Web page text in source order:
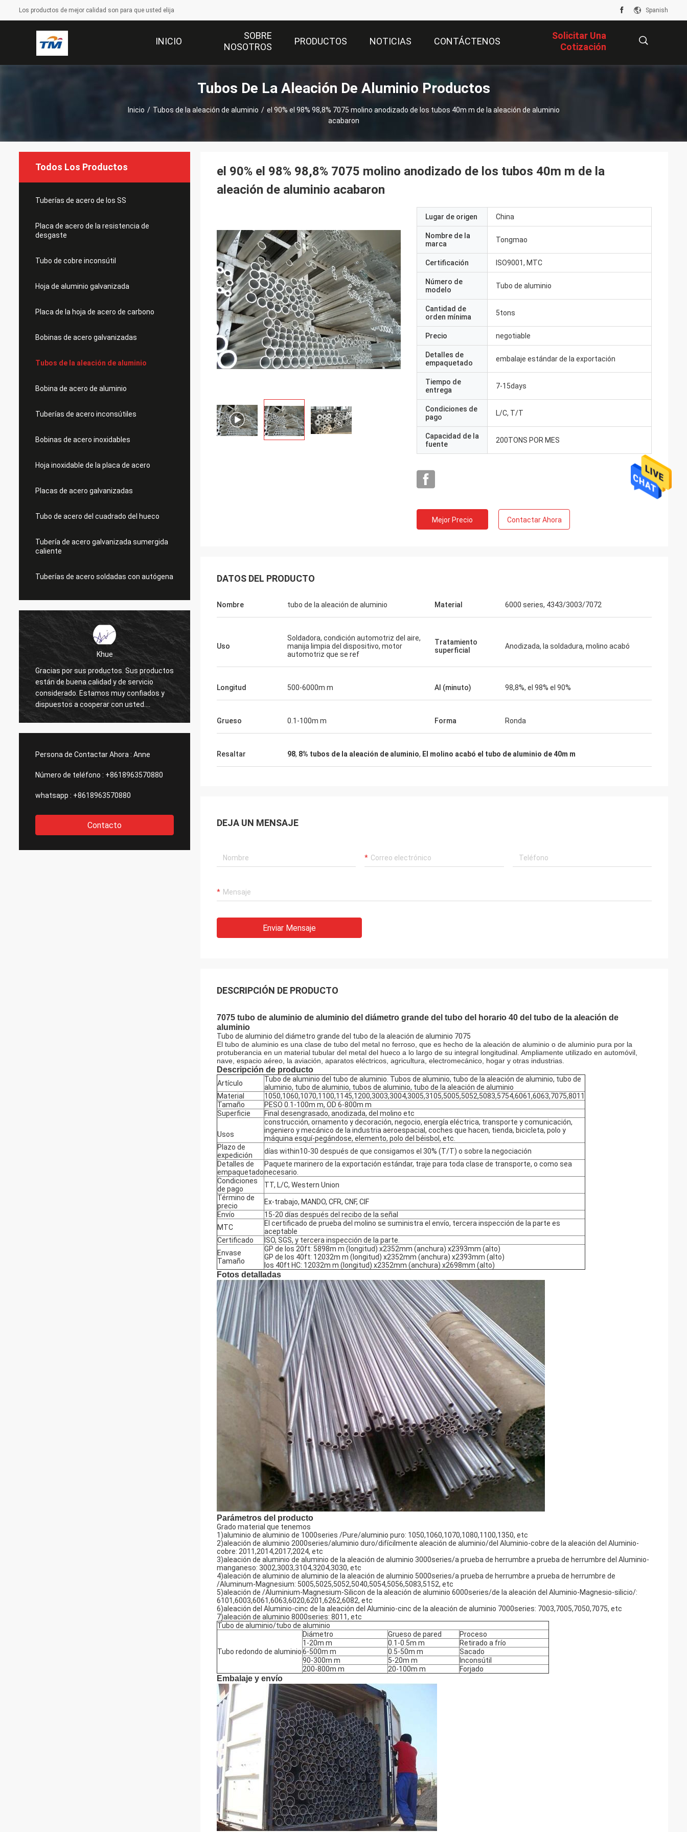
Los productos de mejor calidad son para que usted elija Spanish
INICIO
SOBRE
NOSOTROS
PRODUCTOS NOTICIAS CONTÁCTENOS
Solicitar Una
Cotización
Tubos De La Aleación De Aluminio Productos
Inicio / Tubos de la aleación de aluminio / el 90% el 98% 98,8% 7075 molino anodizado de los tubos 40m m de la aleación de aluminio
acabaron
Todos Los Productos
Tuberías de acero de los SS
Placa de acero de la resistencia de
desgaste
Tubo de cobre inconsútil
Hoja de aluminio galvanizada
Placa de la hoja de acero de carbono
Bobinas de acero galvanizadas
Tubos de la aleación de aluminio
Bobina de acero de aluminio
Tuberías de acero inconsútiles
Bobinas de acero inoxidables
Hoja inoxidable de la placa de acero
Placas de acero galvanizadas
Tubo de acero del cuadrado del hueco
Tubería de acero galvanizada sumergida
caliente
Tuberías de acero soldadas con autógena
Khue
Gracias por sus productos. Sus productos
están de buena calidad y de servicio
considerado. Estamos muy confiados y
dispuestos a cooperar con usted.
Esperamos que haya oportunidades para
muy buena. Muy nos alivian y esperanza
Persona de Contactar Ahora : Anne
Número de teléfono : +8618963570880
whatsapp : +8618963570880
Contacto
el 90% el 98% 98,8% 7075 molino anodizado de los tubos 40m m de la
aleación de aluminio acabaron
Lugar de origen China
Nombre de la
marca
Tongmao
Certificación ISO9001, MTC
Número de
modelo
Tubo de aluminio
Cantidad de
orden mínima
5tons
Precio negotiable
Detalles de
empaquetado
embalaje estándar de la exportación
Tiempo de
entrega
7-15days
Condiciones de
pago
L/C, T/T
Capacidad de la
fuente
200TONS POR MES
Mejor Precio Contactar Ahora
DATOS DEL PRODUCTO
Nombre tubo de la aleación de aluminio Material 6000 series, 4343/3003/7072
Uso
Soldadora, condición automotriz del aire,
manija limpia del dispositivo, motor
automotriz que se ref
Tratamiento
superficial
Anodizada, la soldadura, molino acabó
Longitud 500-6000m m Al (minuto) 98,8%, el 98% el 90%
Grueso 0.1-100m m Forma Ronda
Resaltar 98, 8% tubos de la aleación de aluminio, El molino acabó el tubo de aluminio de 40m m
DEJA UN MENSAJE
Enviar Mensaje
DESCRIPCIÓN DE PRODUCTO
7075 tubo de aluminio de aluminio del diámetro grande del tubo del horario 40 del tubo de la aleación de
aluminio
Tubo de aluminio del diámetro grande del tubo de la aleación de aluminio 7075
El tubo de aluminio es una clase de tubo del metal no ferroso, que es hecho de la aleación de aluminio o de aluminio pura por la
protuberancia en un material tubular del metal del hueco a lo largo de su integral longitudinal. Ampliamente utilizado en automóvil,
nave, espacio aéreo, la aviación, aparatos eléctricos, agricultura, electromecánico, hogar y otras industrias.
Descripción de producto
Artículo
Tubo de aluminio del tubo de aluminio. Tubos de aluminio, tubo de la aleación de aluminio, tubo de
aluminio, tubo de aluminio, tubos de aluminio, tubo de la aleación de aluminio
Material
1050,1060,1070,1100,1145,1200,3003,3004,3005,3105,5005,5052,5083,5754,6061,6063,7075,8011
Tamaño
PESO 0.1-100m m, OD 6-800m m
Superficie
Final desengrasado, anodizada, del molino etc
Usos
construcción, ornamento y decoración, negocio, energía eléctrica, transporte y comunicación,
ingeniero y mecánico de la industria aeroespacial, coches que hacen, tienda, bicicleta, polo y
máquina esquí-pegándose, elemento, polo del béisbol, etc.
Plazo de
expedición
días within10-30 después de que consigamos el 30% (T/T) o sobre la negociación
Detalles de
empaquetado
Paquete marinero de la exportación estándar, traje para toda clase de transporte, o como sea
necesario.
Condiciones
de pago
TT, L/C, Western Union
Término de
precio
Ex-trabajo, MANDO, CFR, CNF, CIF
Envío
15-20 días después del recibo de la señal
MTC
El certificado de prueba del molino se suministra el envío, tercera inspección de la parte es
aceptable
Certificado
ISO, SGS, y tercera inspección de la parte.
Envase
Tamaño
GP de los 20ft: 5898m m (longitud) x2352mm (anchura) x2393mm (alto)
GP de los 40ft: 12032m m (longitud) x2352mm (anchura) x2393mm (alto)
los 40ft HC: 12032m m (longitud) x2352mm (anchura) x2698mm (alto)
Fotos detalladas
Parámetros del producto
Grado material que tenemos
1)aluminio de aluminio de 1000series /Pure/aluminio puro: 1050,1060,1070,1080,1100,1350, etc
2)aleación de aluminio 2000series/aluminio duro/difícilmente aleación de aluminio/del Aluminio-cobre de la aleación del Aluminio-
cobre: 2011,2014,2017,2024, etc
3)aleación de aluminio de aluminio de la aleación de aluminio 3000series/a prueba de herrumbre a prueba de herrumbre del Aluminio-
manganeso: 3002,3003,3104,3204,3030, etc
4)aleación de aluminio de aluminio de la aleación de aluminio 5000series/a prueba de herrumbre a prueba de herrumbre de
/Aluminum-Magnesium: 5005,5025,5052,5040,5054,5056,5083,5152, etc
5)aleación de /Aluminium-Magnesium-Silicon de la aleación de aluminio 6000series/de la aleación del Aluminio-Magnesio-silicio/:
6101,6003,6061,6063,6020,6201,6262,6082, etc
6)aleación del Aluminio-cinc de la aleación del Aluminio-cinc de la aleación de aluminio 7000series: 7003,7005,7050,7075, etc
7)aleación de aluminio 8000series: 8011, etc
Tubo de aluminio/tubo de aluminio
Tubo redondo de aluminio
Diámetro Grueso de pared
Proceso
1-20m m
0.1-0.5m m
Retirado a frío
6-500m m
0.5-50m m
Sacado
90-300m m
5-20m m
Inconsútil
200-800m m
20-100m m Forjado
Embalaje y envío